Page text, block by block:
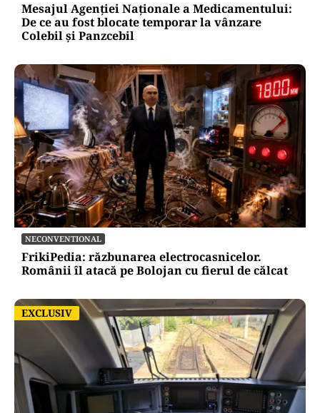
Mesajul Agenției Naționale a Medicamentului:
De ce au fost blocate temporar la vânzare
Colebil și Panzcebil
NECONVENTIONAL
FrikiPedia: răzbunarea electrocasnicelor.
Românii îl atacă pe Bolojan cu fierul de călcat
EXCLUSIV
EXCLUSIV